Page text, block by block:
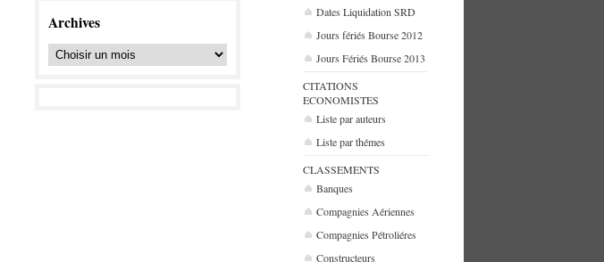
Dates Liquidation SRD
Jours fériés Bourse 2012
Jours Fériés Bourse 2013
CITATIONS
ECONOMISTES
Liste par auteurs
Liste par thémes
CLASSEMENTS
Banques
Compagnies Aériennes
Compagnies Pétroliéres
Constructeurs
Archives